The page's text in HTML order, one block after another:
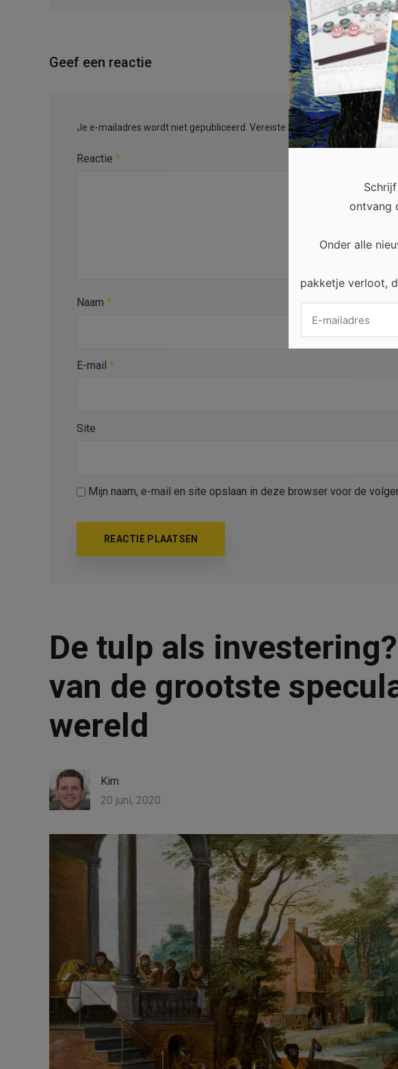
Geef een reactie
Je e-mailadres wordt niet gepubliceerd. Vereiste velden zijn gemarkeerd
Reactie *
Naam *
E-mail *
Site
Mijn naam, e-mail en site opslaan in deze browser voor de
De tulp als
van de grootste
wereld
Kim
20 juni, 2020
ontvang
Onder alle
pakketje verloot,